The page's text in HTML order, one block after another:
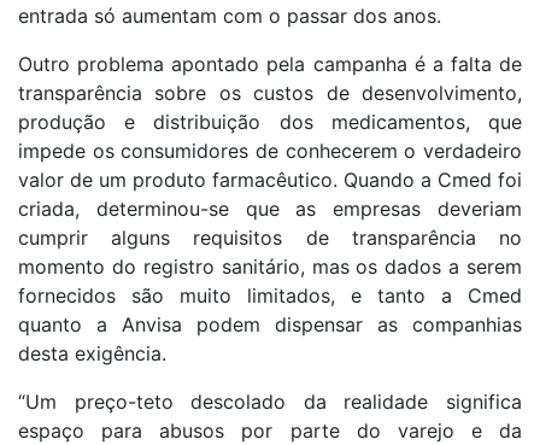
entrada só aumentam com o passar dos anos.
Outro problema apontado pela campanha é a falta de
transparência sobre os custos de desenvolvimento,
produção e distribuição dos medicamentos, que
impede os consumidores de conhecerem o verdadeiro
valor de um produto farmacêutico. Quando a Cmed foi
criada, determinou-se que as empresas deveriam
cumprir alguns requisitos de transparência no
momento do registro sanitário, mas os dados a serem
fornecidos são muito limitados, e tanto a Cmed
quanto a Anvisa podem dispensar as companhias
desta exigência.
“Um preço-teto descolado da realidade significa
espaço para abusos por parte do varejo e da